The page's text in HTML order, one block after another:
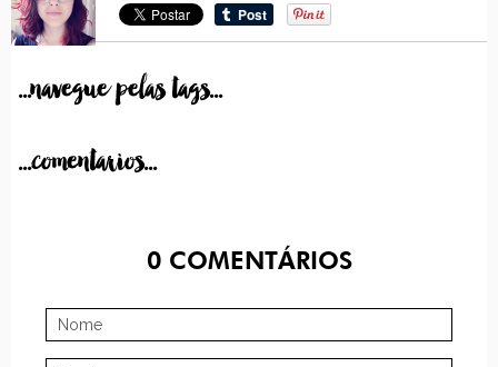
...navegue pelas tags...
...comentarios...
0COMENTÁRIOS